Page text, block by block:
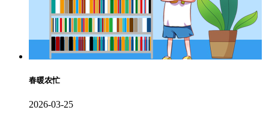
春暖农忙
2026-03-25